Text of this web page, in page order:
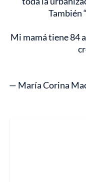
También
Mi mamá tiene 84
— María Corina